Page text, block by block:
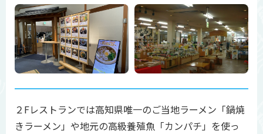
２Fレストランでは高知県唯一のご当地ラーメン「鍋焼
きラーメン」や地元の高級養殖魚「カンパチ」を使っ